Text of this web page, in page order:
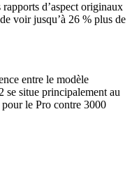
d’aspect originaux
voir jusqu’à 26 % plus de
entre le modèle
situe principalement au
le Pro contre 3000